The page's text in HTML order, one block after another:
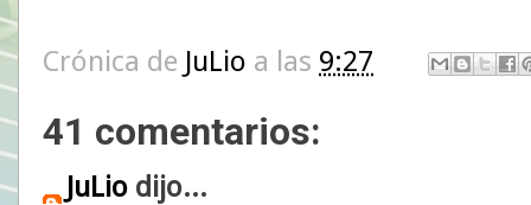
Crónica de JuLio a las 9:27
41 comentarios:
JuLio dijo...